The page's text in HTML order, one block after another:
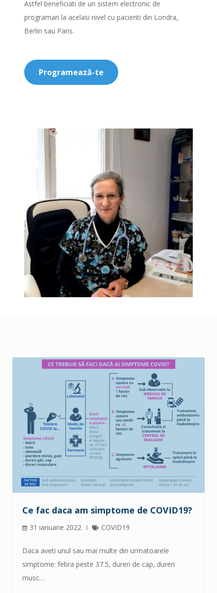
Astfel beneficiati de un sistem electronic de
programari la acelasi nivel cu pacienti din Londra,
Berlin sau Paris.
Programează-te
Ce fac daca am simptome de COVID19?
31 ianuarie 2022 COVID19
Daca aveti unul sau mai multe din urmatoarele
simptome: febra peste 37.5, dureri de cap, dureri
musc…